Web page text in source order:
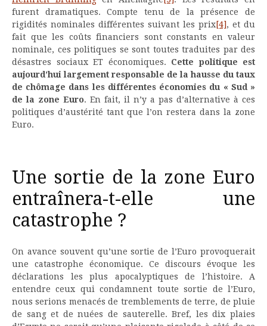
furent dramatiques. Compte tenu de la présence de
rigidités nominales différentes suivant les prix[4], et du
fait que les coûts financiers sont constants en valeur
nominale, ces politiques se sont toutes traduites par des
désastres sociaux ET économiques. Cette politique est
aujourd’hui largement responsable de la hausse du taux
de chômage dans les différentes économies du « Sud »
de la zone Euro. En fait, il n’y a pas d’alternative à ces
politiques d’austérité tant que l’on restera dans la zone
Euro.
Une sortie de la zone Euro
entraînera-t-elle une
catastrophe ?
On avance souvent qu’une sortie de l’Euro provoquerait
une catastrophe économique. Ce discours évoque les
déclarations les plus apocalyptiques de l’histoire. A
entendre ceux qui condamnent toute sortie de l’Euro,
nous serions menacés de tremblements de terre, de pluie
de sang et de nuées de sauterelle. Bref, les dix plaies